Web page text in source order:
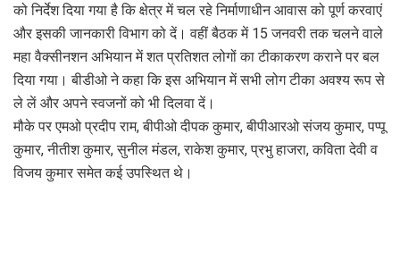
को निर्देश दिया गया है कि क्षेत्र में चल रहे निर्माणाधीन आवास को पूर्ण करवाएं
और इसकी जानकारी विभाग को दें। वहीं बैठक में 15 जनवरी तक चलने वाले
महा वैक्सीनशन अभियान में शत प्रतिशत लोगों का टीकाकरण कराने पर बल
दिया गया। बीडीओ ने कहा कि इस अभियान में सभी लोग टीका अवश्य रूप से
ले लें और अपने स्वजनों को भी दिलवा दें।
मौके पर एमओ प्रदीप राम, बीपीओ दीपक कुमार, बीपीआरओ संजय कुमार, पप्पू
कुमार, नीतीश कुमार, सुनील मंडल, राकेश कुमार, प्रभु हाजरा, कविता देवी व
विजय कुमार समेत कई उपस्थित थे।